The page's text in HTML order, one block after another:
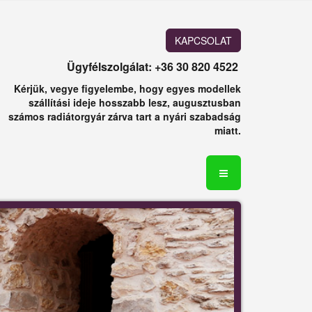
KAPCSOLAT
Ügyfélszolgálat: +36 30 820 4522
Kérjük, vegye figyelembe, hogy egyes modellek
szállítási ideje hosszabb lesz, augusztusban
számos radiátorgyár zárva tart a nyári szabadság
miatt.